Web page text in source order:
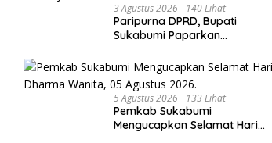
3 Agustus 2026 140 Lihat
Paripurna DPRD, Bupati
Sukabumi Paparkan
Perihal Penting Lainnnya.
5 Agustus 2026 133 Lihat
Pemkab Sukabumi
Mengucapkan Selamat Hari